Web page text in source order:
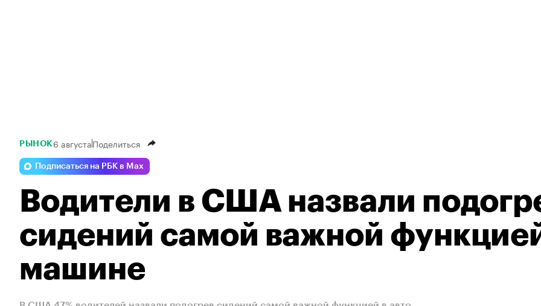
РЫНОК 6 августаПоделиться
Подписаться на РБК в Max
Водители в США назвали
сидений самой важной
машине